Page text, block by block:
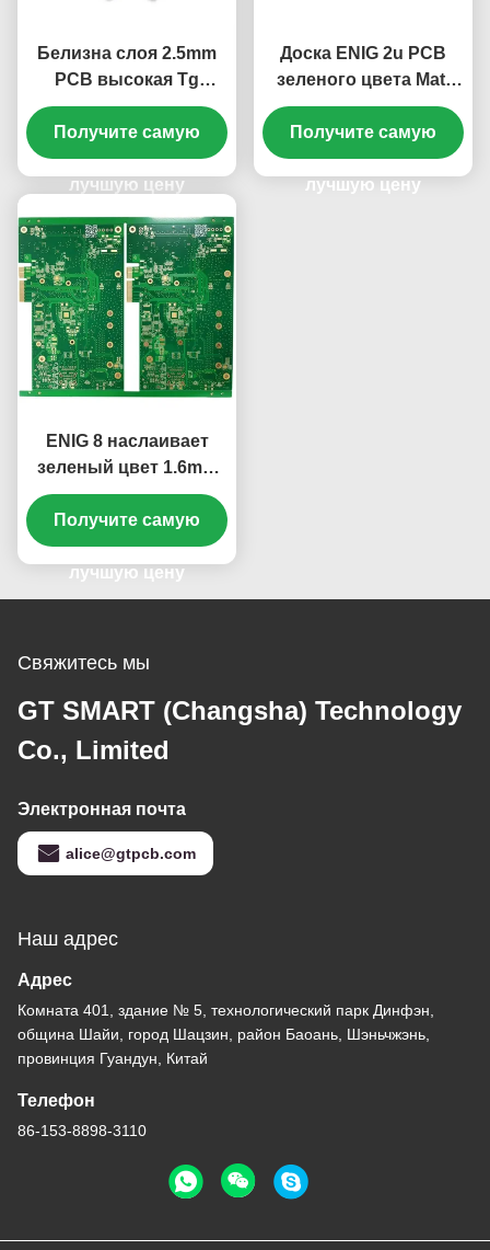
Белизна слоя 2.5mm
PCB высокая Tg
S1000-2 12 ENIG 2u»
твердая зеленая
Получите самую
лучшую цену
Доска ENIG 2u PCB
зеленого цвета Matt
электрическая
твердая» 12 слоя
2.2mm
Получите самую
лучшую цену
ENIG 8 наслаивает
зеленый цвет 1.6mm
твердого Silkscreen
белый KB6160A доски
PCB
Получите самую
лучшую цену
Свяжитесь мы
GT SMART (Changsha) Technology
Co., Limited
Электронная почта
alice@gtpcb.com
Наш адрес
Адрес
Комната 401, здание № 5, технологический парк Динфэн,
община Шайи, город Шацзин, район Баоань, Шэньчжэнь,
провинция Гуандун, Китай
Телефон
86-153-8898-3110